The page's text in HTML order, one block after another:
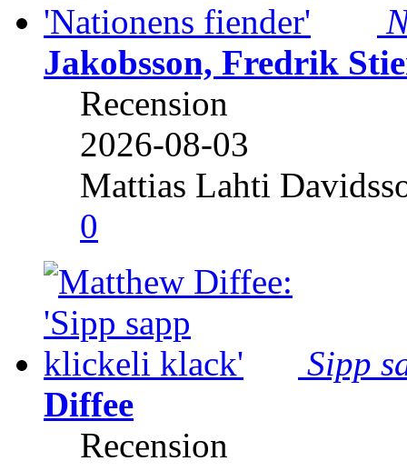
Jakobsson, Fredrik
Recension
2026-08-03
Mattias Lahti
0
Sipp
Diffee
Recension